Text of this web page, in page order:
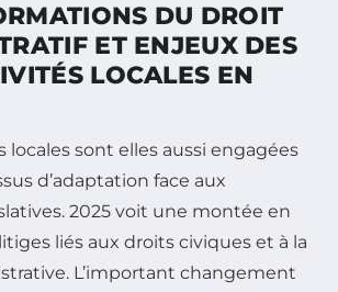
DU DROIT
ET ENJEUX DES
LOCALES EN
locales sont elles aussi engagées
d’adaptation face aux
2025 voit une montée en
liés aux droits civiques et à la
L’important changement